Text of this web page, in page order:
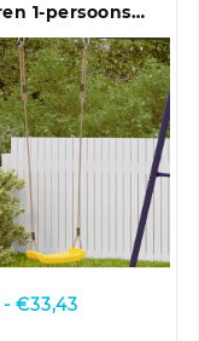
1-persoons
touw groen
- €33,43Prijsklasse: